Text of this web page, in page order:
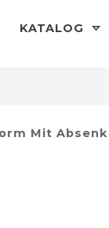
KATALOG
Mit